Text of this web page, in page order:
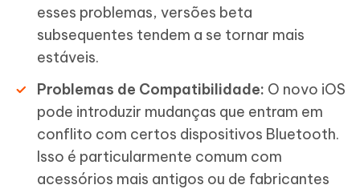
esses problemas, versões beta
subsequentes tendem a se tornar mais
estáveis.
Problemas de Compatibilidade: O novo iOS
pode introduzir mudanças que entram em
conflito com certos dispositivos Bluetooth.
Isso é particularmente comum com
acessórios mais antigos ou de fabricantes